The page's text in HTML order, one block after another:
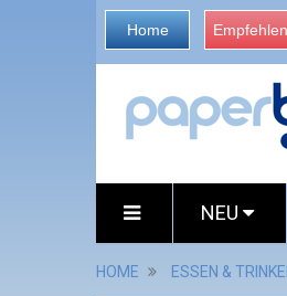
Home
NEU
HOME ESSEN &